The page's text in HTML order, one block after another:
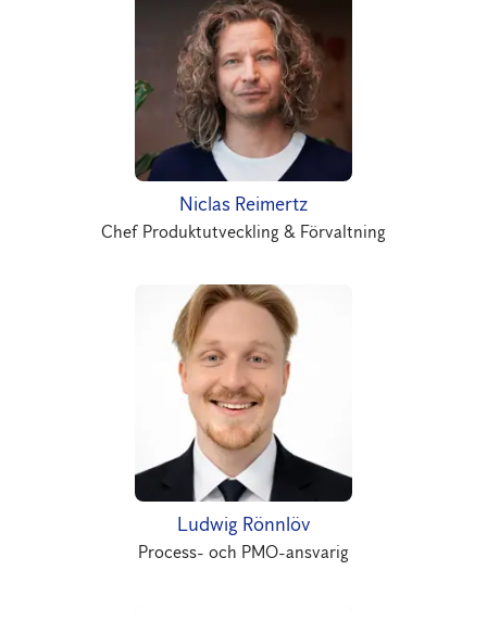
Niclas Reimertz
Chef Produktutveckling & Förvaltning
Ludwig Rönnlöv
Process- och PMO-ansvarig